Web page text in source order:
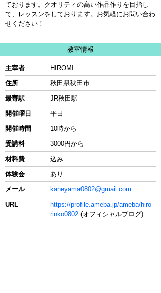
ております。クオリティの高い作品作りを目指し
て、レッスンをしております。お気軽にお問い合わ
せください！
教室情報
主宰者
HIROMI
住所
秋田県秋田市
最寄駅
JR秋田駅
開催曜日
平日
開催時間
10時から
受講料
3000円から
材料費
込み
体験会
あり
メール
kaneyama0802@gmail.com
URL
https://profile.ameba.jp/ameba/hiro-
rinko0802 (オフィシャルブログ)